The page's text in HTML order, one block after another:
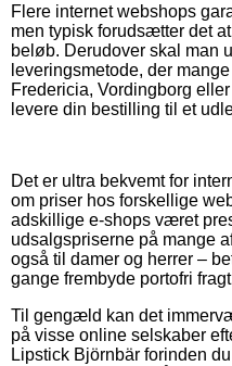
Flere internet webshops
men typisk forudsætter det
beløb. Derudover skal man
leveringsmetode, der
Fredericia, Vordingborg
levere din bestilling til et
Det er ultra bekvemt for
om priser hos forskellige
adskillige e-shops været
udsalgspriserne på mange
også til damer og herrer –
gange frembyde portofri
Til gengæld kan det
på visse online selskaber
Lipstick Björnbär forinden